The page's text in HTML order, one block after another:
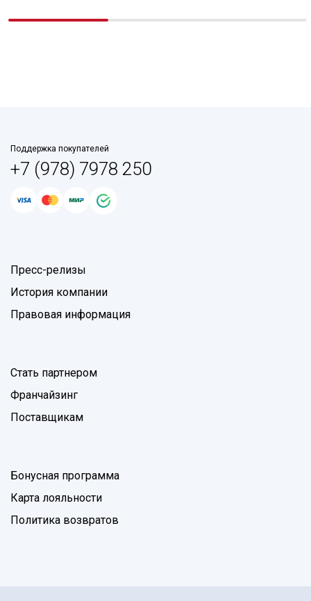
Поддержка покупателей
+7 (978) 7978 250
Пресс-релизы
История компании
Правовая информация
Стать партнером
Франчайзинг
Поставщикам
Бонусная программа
Карта лояльности
Политика возвратов